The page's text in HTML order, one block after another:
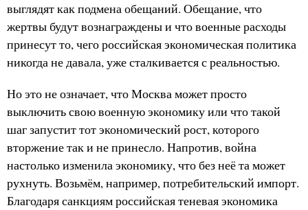
выглядят как подмена обещаний. Обещание, что
жертвы будут вознаграждены и что военные расходы
принесут то, чего российская экономическая политика
никогда не давала, уже сталкивается с реальностью.
Но это не означает, что Москва может просто
выключить свою военную экономику или что такой
шаг запустит тот экономический рост, которого
вторжение так и не принесло. Напротив, война
настолько изменила экономику, что без неё та может
рухнуть. Возьмём, например, потребительский импорт.
Благодаря санкциям российская теневая экономика